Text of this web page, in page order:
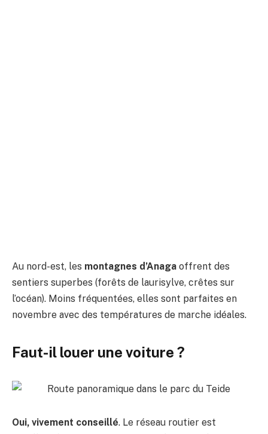
Au nord-est, les montagnes d’Anaga offrent des
sentiers superbes (forêts de laurisylve, crêtes sur
l’océan). Moins fréquentées, elles sont parfaites en
novembre avec des températures de marche idéales.
Faut-il louer une voiture ?
Oui, vivement conseillé. Le réseau routier est